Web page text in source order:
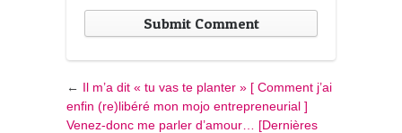
← Il m’a dit « tu vas te planter » [ Comment j’ai
enfin (re)libéré mon mojo entrepreneurial ]
Venez-donc me parler d’amour… [Dernières